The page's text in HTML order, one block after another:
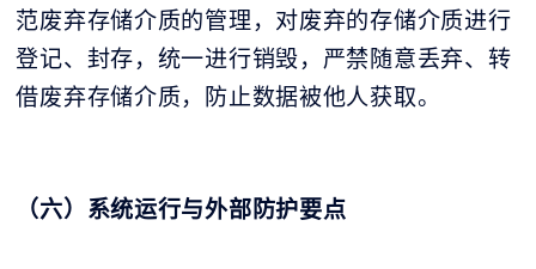
范废弃存储介质的管理，对废弃的存储介质进行
登记、封存，统一进行销毁，严禁随意丢弃、转
借废弃存储介质，防止数据被他人获取。
（六）系统运行与外部防护要点